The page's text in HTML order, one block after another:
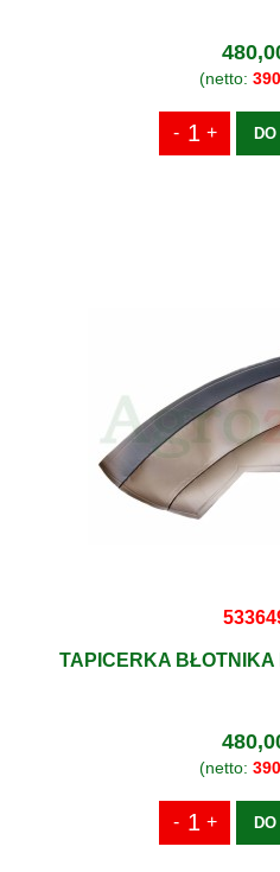
(netto:
TAPICERKA BŁOTNIKA
(netto: